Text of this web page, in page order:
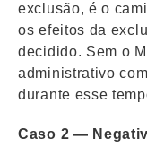
exclusão, é o
os efeitos da
decidido. Sem o
administrativo
durante esse
Caso 2 —